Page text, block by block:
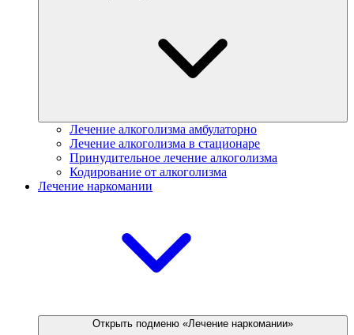
Лечение алкоголизма амбулаторно
Лечение алкоголизма в стационаре
Принудительное лечение алкоголизма
Кодирование от алкоголизма
Лечение наркомании
Открыть подменю «Лечение наркомании»